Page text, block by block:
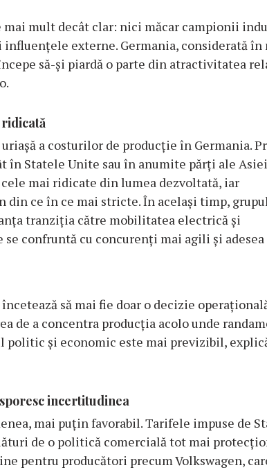
mult decât clar: nici măcar campionii
externe. Germania, considerată în
să-și piardă o parte din atractivitatea
a costurilor de producție în Germania.
în Statele Unite sau în anumite părți ale
mai ridicate din lumea dezvoltată, iar
ce în ce mai stricte. În același timp,
tranziția către mobilitatea electrică și
confruntă cu concurenți mai agili și adesea
să mai fie doar o decizie
de a concentra producția acolo unde
politic și economic este mai previzibil,
incertitudinea
mai puțin favorabil. Tarifele impuse de
de o politică comercială tot mai
pentru producători precum Volkswagen,